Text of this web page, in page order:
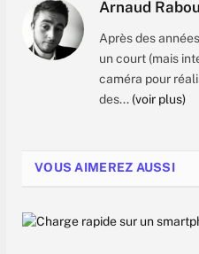
Arnaud
Après des
un court (mais
caméra pour
des... (voir plus)
VOUS AIMEREZ AUSSI